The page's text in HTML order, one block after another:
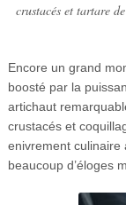
crustacés et tartare
Encore un grand
boosté par la
artichaut
crustacés et
enivrement culinaire
beaucoup d’éloges